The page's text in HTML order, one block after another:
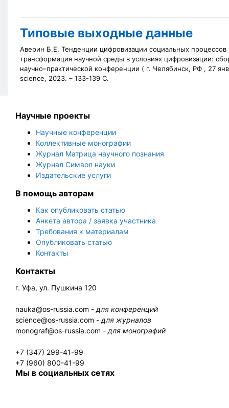
Типовые выходные данные
Аверин Б.Е. Тенденции цифровизации социальных
трансформация научной среды в условиях цифровизации:
научно–практической конференции ( г. Челябинск, РФ , 27
science, 2023. – 133-139 С.
Научные проекты
Научные конференции
Коллективные монографии
Журнал Матрица научного познания
Журнал Символ науки
Издательские услуги
В помощь авторам
Как опубликовать статью
Анкета автора / заявка участника
Требования к материалам
Опубликовать статью
Контакты
Контакты
г. Уфа, ул. Пушкина 120
nauka@os-russia.com - для конференций
science@os-russia.com - для журналов
monograf@os-russia.com - для монографий
+7 (347) 299-41-99
+7 (960) 800-41-99
Мы в социальных сетях